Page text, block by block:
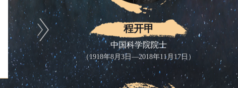
程开甲
中国科学院院士
（1918年8月3日—2018年11月17日）